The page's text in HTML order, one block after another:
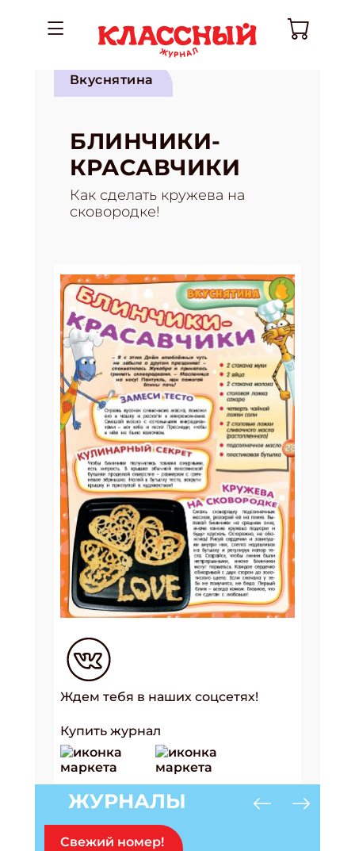
Вкуснятина
БЛИНЧИКИ-
КРАСАВЧИКИ
Как сделать кружева на
сковородке!
Ждем тебя в наших соцсетях!
Купить журнал
ЖУРНАЛЫ
Свежий номер!